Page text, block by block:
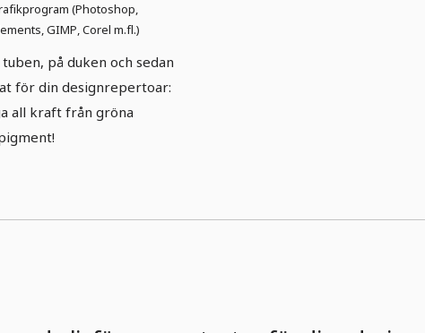
(Photoshop,
GIMP, Corel m.fl.)
tuben, på duken och sedan
för din designrepertoar:
all kraft från gröna